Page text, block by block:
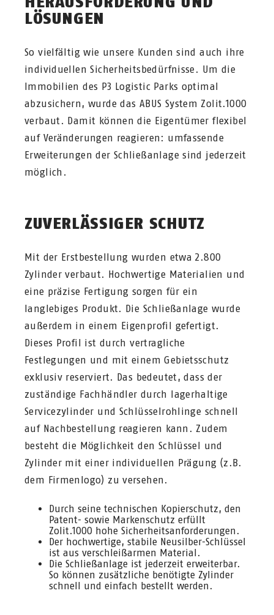
LÖSUNGEN
So vielfältig wie unsere Kunden sind auch ihre
individuellen Sicherheitsbedürfnisse. Um die
Immobilien des P3 Logistic Parks optimal
abzusichern, wurde das ABUS System Zolit.1000
verbaut. Damit können die Eigentümer flexibel
auf Veränderungen reagieren: umfassende
Erweiterungen der Schließanlage sind jederzeit
möglich.
ZUVERLÄSSIGER SCHUTZ
Mit der Erstbestellung wurden etwa 2.800
Zylinder verbaut. Hochwertige Materialien und
eine präzise Fertigung sorgen für ein
langlebiges Produkt. Die Schließanlage wurde
außerdem in einem Eigenprofil gefertigt.
Dieses Profil ist durch vertragliche
Festlegungen und mit einem Gebietsschutz
exklusiv reserviert. Das bedeutet, dass der
zuständige Fachhändler durch lagerhaltige
Servicezylinder und Schlüsselrohlinge schnell
auf Nachbestellung reagieren kann. Zudem
besteht die Möglichkeit den Schlüssel und
Zylinder mit einer individuellen Prägung (z.B.
dem Firmenlogo) zu versehen.
Durch seine technischen Kopierschutz, den
Patent- sowie Markenschutz erfüllt
Zolit.1000 hohe Sicherheitsanforderungen.
Der hochwertige, stabile Neusilber-Schlüssel
ist aus verschleißarmen Material.
Die Schließanlage ist jederzeit erweiterbar.
So können zusätzliche benötigte Zylinder
schnell und einfach bestellt werden.